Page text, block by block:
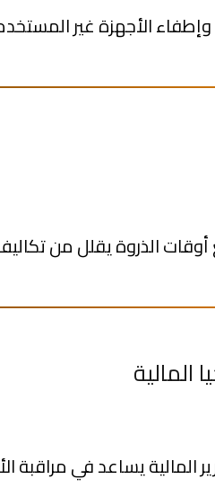
الأجهزة غير
الذروة يقلل من
المالية يساعد في مراقبة